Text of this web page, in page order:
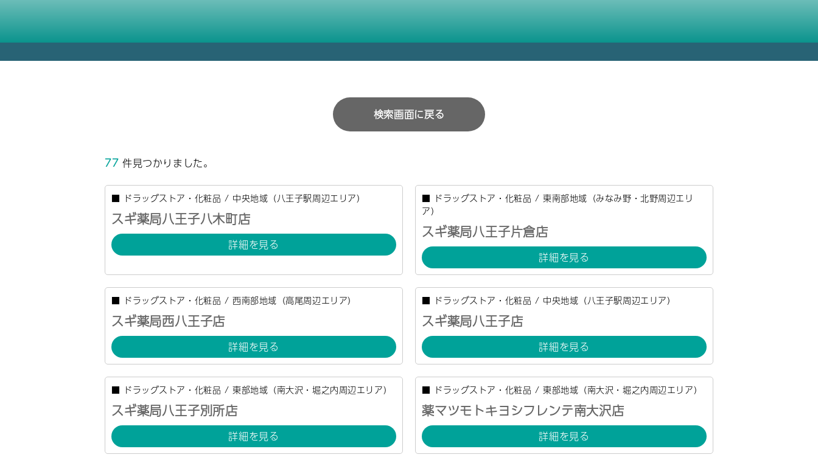
検索画面に戻る
77 件見つかりました。
■ ドラッグストア・化粧品 / 中央地域（八王子駅周辺エリア）
スギ薬局八王子八木町店
詳細を見る
■ ドラッグストア・化粧品 / 東南部地域（みなみ野・北野周辺エリ
ア）
スギ薬局八王子片倉店
詳細を見る
■ ドラッグストア・化粧品 / 西南部地域（高尾周辺エリア）
スギ薬局西八王子店
詳細を見る
■ ドラッグストア・化粧品 / 中央地域（八王子駅周辺エリア）
スギ薬局八王子店
詳細を見る
■ ドラッグストア・化粧品 / 東部地域（南大沢・堀之内周辺エリア）
スギ薬局八王子別所店
詳細を見る
■ ドラッグストア・化粧品 / 東部地域（南大沢・堀之内周辺エリア）
薬マツモトキヨシフレンテ南大沢店
詳細を見る